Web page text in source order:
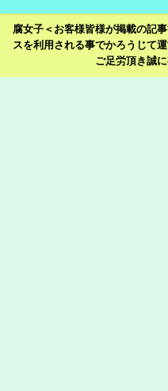
腐女子＜お客様皆様が掲載の記
スを利用される事でかろうじて
ご足労頂き誠